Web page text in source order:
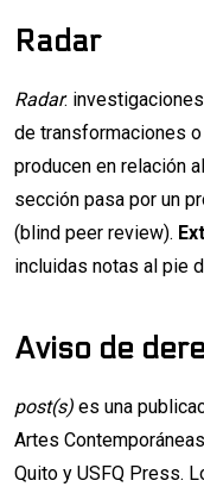
Radar
Radar:
de transformaciones
producen en relación
sección pasa por un
(blind peer review).
incluidas notas al pie
Aviso de
post(s) es una
Artes
Quito y USFQ Press.